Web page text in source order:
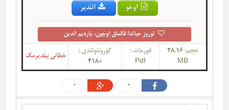
اوخو ائندیر
توروز حیاتدا قالماق اوچون، یاردیم ائدین
حجم: 28.16
MB
فورمات :
Pdf
گؤرونتولندی :
4180
خطانی بیلدیرمک
0
0